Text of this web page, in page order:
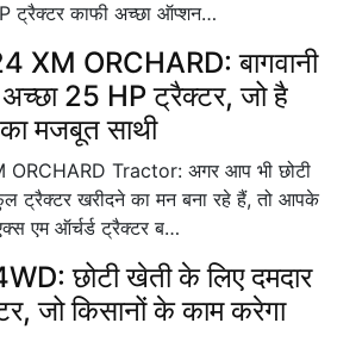
ट्रैक्टर काफी अच्छा ऑप्शन…
XM ORCHARD: बागवानी
25 HP ट्रैक्टर, जो है
मजबूत साथी
Tractor: अगर आप भी छोटी
ट्रैक्टर खरीदने का मन बना रहे हैं, तो आपके
एम ऑर्चर्ड ट्रैक्टर ब…
छोटी खेती के लिए दमदार
जो किसानों के काम करेगा